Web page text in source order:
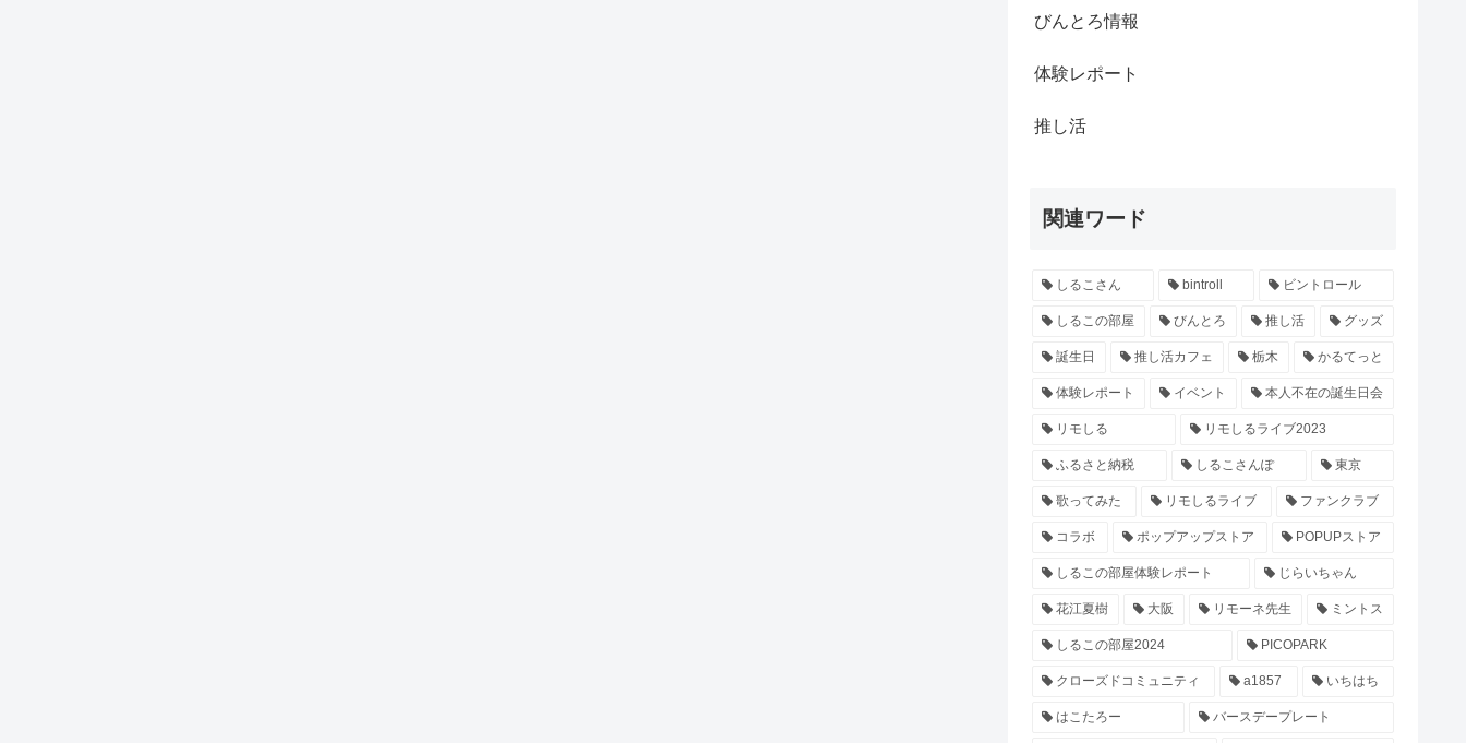
びんとろ情報
体験レポート
推し活
関連ワード
しるこさん bintroll ビントロール
しるこの部屋 びんとろ 推し活 グッズ
誕生日 推し活カフェ 栃木 かるてっと
体験レポート イベント 本人不在の誕生日会
リモしる リモしるライブ2023
ふるさと納税 しるこさんぽ 東京
歌ってみた リモしるライブ ファンクラブ
コラボ ポップアップストア POPUPストア
しるこの部屋体験レポート じらいちゃん
花江夏樹 大阪 リモーネ先生 ミントス
しるこの部屋2024 PICOPARK
クローズドコミュニティ a1857 いちはち
はこたろー バースデープレート